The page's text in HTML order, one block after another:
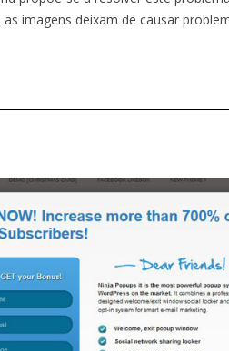
imagens deixam de causar